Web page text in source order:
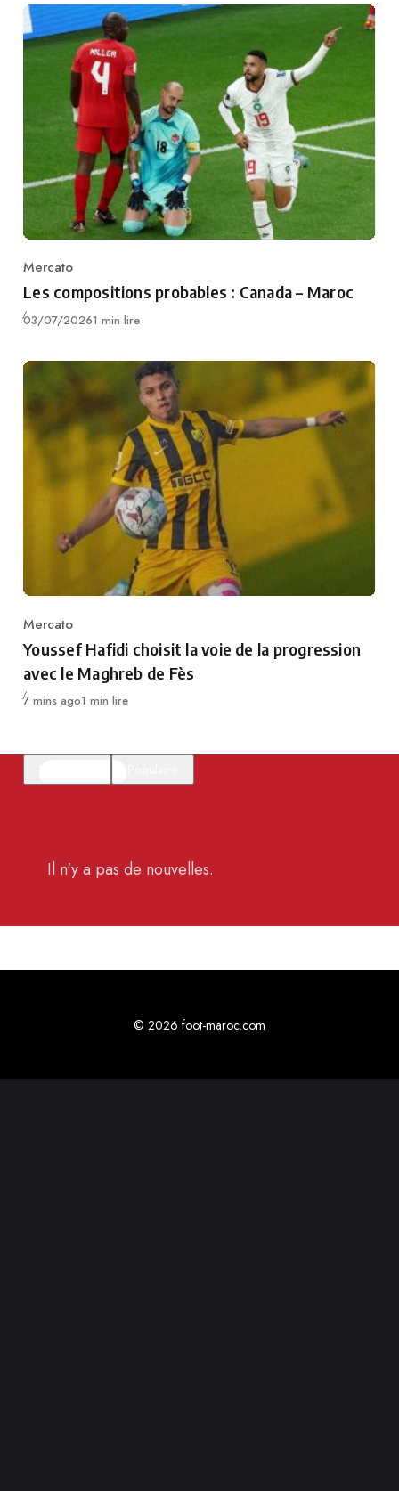
Category
Mercato
Les compositions probables : Canada – Maroc
Publié
03/07/20261 min lire
Category
Mercato
Youssef Hafidi choisit la voie de la progression
avec le Maghreb de Fès
Publié
7 mins ago1 min lire
Il n'y a pas de nouvelles.
© 2026 foot-maroc.com